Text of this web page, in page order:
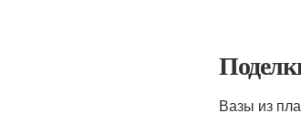
Вазы из